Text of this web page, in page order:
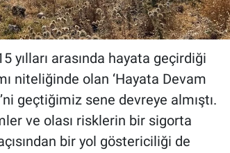
yılları arasında hayata geçirdiği
niteliğinde olan ‘Hayata Devam
geçtiğimiz sene devreye almıştı.
ve olası risklerin bir sigorta
bir yol göstericiliği de